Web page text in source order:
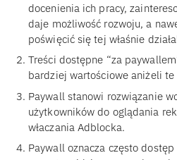
docenienia ich pracy,
daje możliwość rozwoju, a
poświęcić się tej właśnie
Treści dostępne “za
bardziej wartościowe aniżeli
Paywall stanowi rozwiązanie
użytkowników do oglądania
właczania Adblocka.
Paywall oznacza często